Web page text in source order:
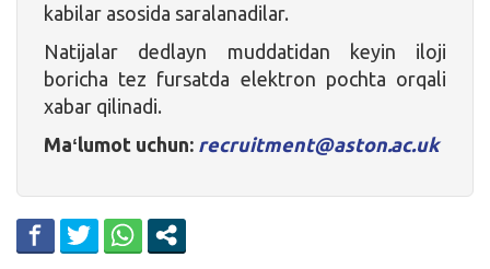
kabilar asosida saralanadilar.
Natijalar dedlayn muddatidan keyin iloji
boricha tez fursatda elektron pochta orqali
xabar qilinadi.
Maʻlumot uchun: recruitment@aston.ac.uk